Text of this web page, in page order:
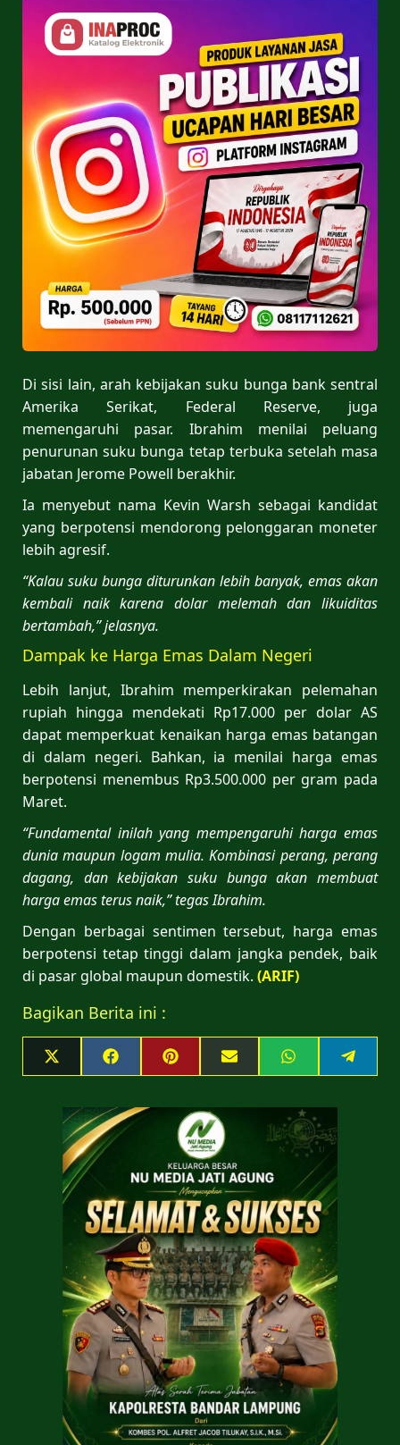
Di sisi lain, arah kebijakan suku bunga bank sentral
Amerika Serikat, Federal Reserve, juga
memengaruhi pasar. Ibrahim menilai peluang
penurunan suku bunga tetap terbuka setelah masa
jabatan Jerome Powell berakhir.
Ia menyebut nama Kevin Warsh sebagai kandidat
yang berpotensi mendorong pelonggaran moneter
lebih agresif.
“Kalau suku bunga diturunkan lebih banyak, emas akan
kembali naik karena dolar melemah dan likuiditas
bertambah,” jelasnya.
Dampak ke Harga Emas Dalam Negeri
Lebih lanjut, Ibrahim memperkirakan pelemahan
rupiah hingga mendekati Rp17.000 per dolar AS
dapat memperkuat kenaikan harga emas batangan
di dalam negeri. Bahkan, ia menilai harga emas
berpotensi menembus Rp3.500.000 per gram pada
Maret.
“Fundamental inilah yang mempengaruhi harga emas
dunia maupun logam mulia. Kombinasi perang, perang
dagang, dan kebijakan suku bunga akan membuat
harga emas terus naik,” tegas Ibrahim.
Dengan berbagai sentimen tersebut, harga emas
berpotensi tetap tinggi dalam jangka pendek, baik
di pasar global maupun domestik. (ARIF)
Bagikan Berita ini :